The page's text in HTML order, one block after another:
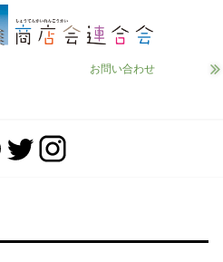
お問い合わせ